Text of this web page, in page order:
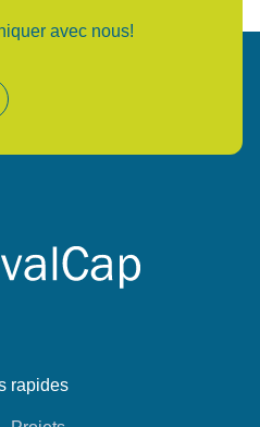
avec nous!
rapides